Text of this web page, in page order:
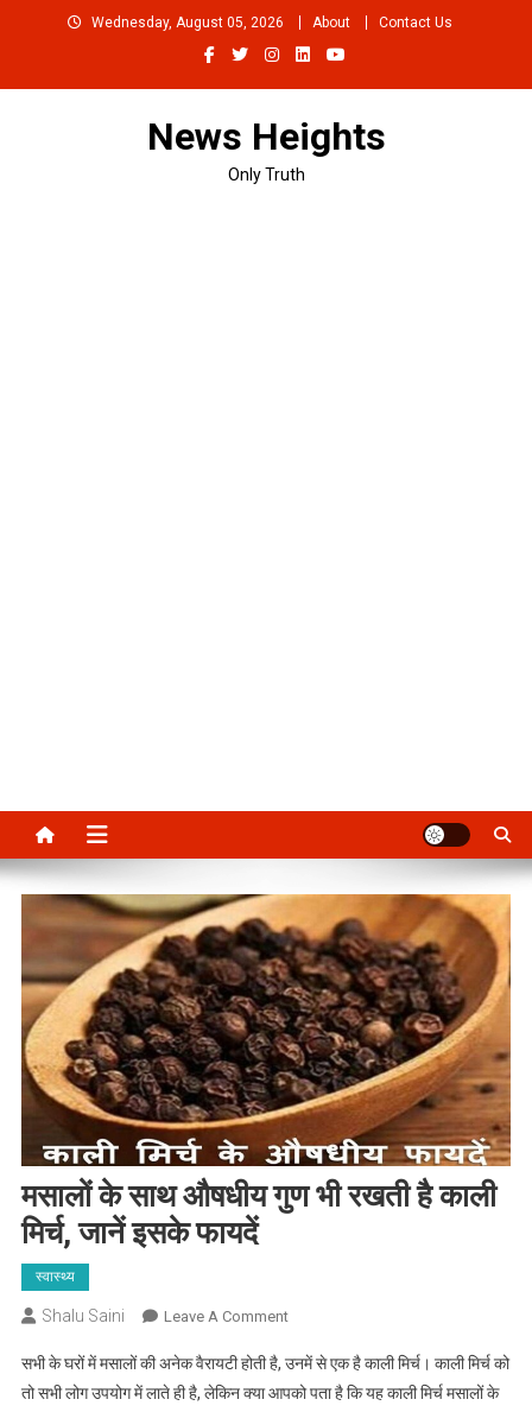
Wednesday, August 05, 2026 About Contact Us
News Heights
Only Truth
मसालों के साथ औषधीय गुण भी रखती है काली
मिर्च, जानें इसके फायदें
स्वास्थ्य
Shalu Saini Leave A CommentOn
के
साथ
सभी के घरों में मसालों की अनेक वैरायटी होती है, उनमें से एक है काली मिर्च। काली मिर्च को
तो सभी लोग उपयोग में लाते ही है, लेकिन क्या आपको पता है कि यह काली मिर्च मसालों के